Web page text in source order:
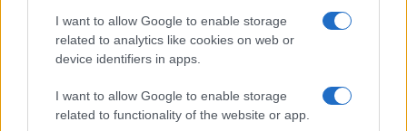
I want to allow Google to enable storage
related to analytics like cookies on web or
device identifiers in apps.
I want to allow Google to enable storage
related to functionality of the website or app.
2026.06.14 | Android Police
Sok felhasználó külön alkalmazásokra esküszik, pedig az
Android már évek óta olyan intelligens funkciókat kínál,
amelyek maguktól dolgoznak a háttérben.
Ez a rejtett Samsung funkció teljesen